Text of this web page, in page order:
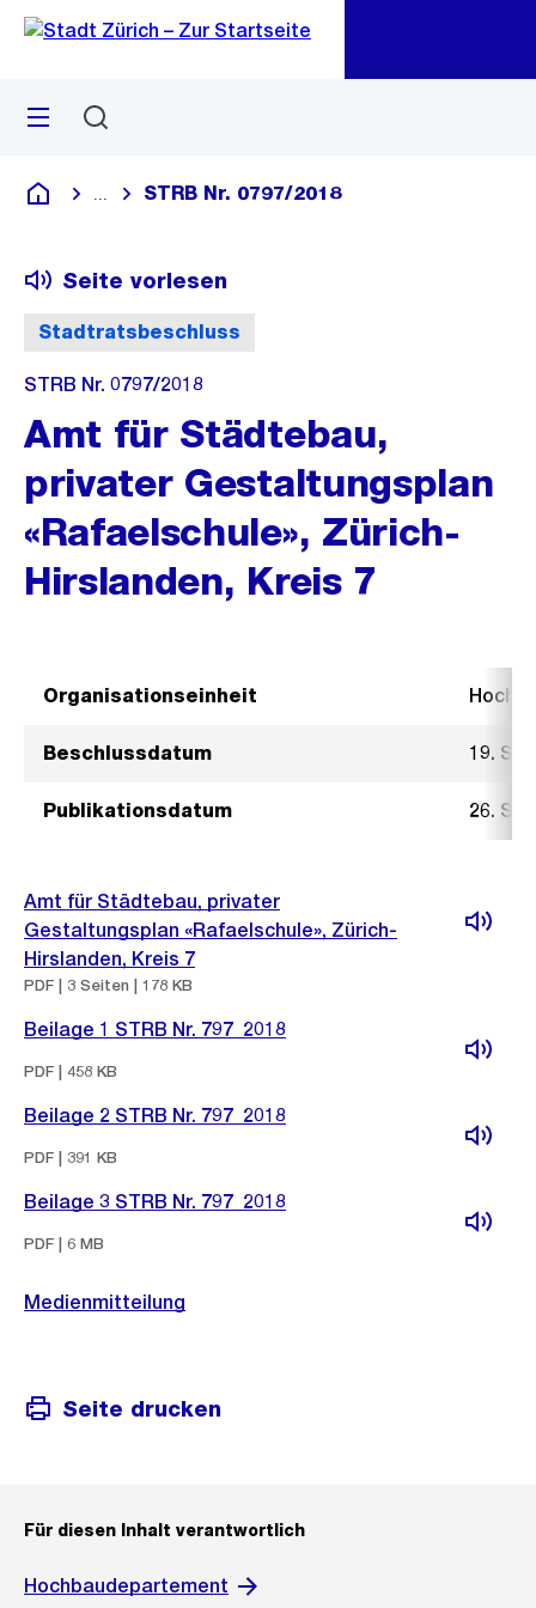
Navigation
Sprunglink
Menü
Deutsch
Blende alle Breadcrumbs ein
STRB Nr. 0797/2018
Stadtratsbeschluss
Seite vorlesen
STRB Nr. 0797/2018
Amt für Städtebau,
privater Gestaltungsplan
«Rafaelschule», Zürich-
Hirslanden, Kreis 7
Organisationseinheit
Beschlussdatum 19.
Publikationsdatum 26.
Amt für Städtebau, privater
Gestaltungsplan «Rafaelschule», Zürich-
Hirslanden, Kreis 7
PDF | 3 Seiten | 178 KB
Beilage 1 STRB Nr. 797_2018
PDF | 458 KB
Beilage 2 STRB Nr. 797_2018
PDF | 391 KB
Beilage 3 STRB Nr. 797_2018
PDF | 6 MB
Medienmitteilung
Seite drucken
Für diesen Inhalt verantwortlich
Hochbaudepartement